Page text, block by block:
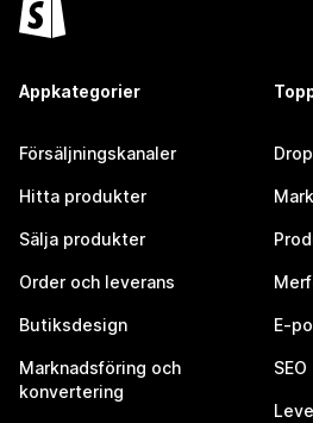
Appkategorier
Försäljningskanaler
Hitta produkter
Sälja produkter
Order och leverans
Butiksdesign
Marknadsföring och
konvertering
E-
SEO